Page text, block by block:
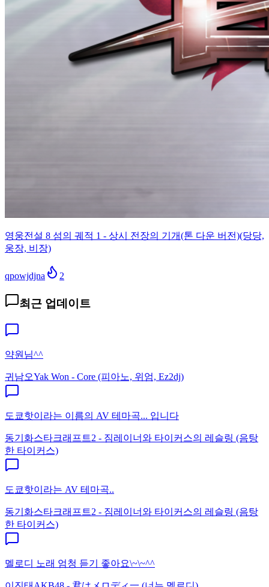
영웅전설 8 섬의 궤적 1 - 상시 전장의 기개(톤 다운 버전)(당당,
웅장, 비장)
qpowjdjna 2
최근 업데이트
약원님^^
귀남오Yak Won - Core (피아노, 위엄, Ez2dj)
도쿄핫이라는 이름의 AV 테마곡... 입니다
동기화스타크래프트2 - 짐레이너와 타이커스의 레슬링 (음탕
한 타이커스)
도쿄핫이라는 AV 테마곡..
동기화스타크래프트2 - 짐레이너와 타이커스의 레슬링 (음탕
한 타이커스)
멜로디 노래 엄청 듣기 좋아요\~\~^^